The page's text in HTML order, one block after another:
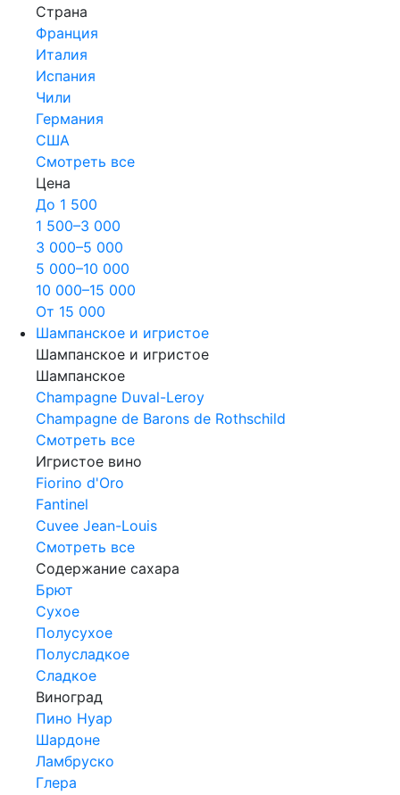
Страна
Франция
Италия
Испания
Чили
Германия
США
Смотреть все
Цена
До 1 500
1 500–3 000
3 000–5 000
5 000–10 000
10 000–15 000
От 15 000
Шампанское и игристое
Шампанское и игристое
Шампанское
Champagne Duval-Leroy
Champagne de Barons de Rothschild
Смотреть все
Игристое вино
Fiorino d'Oro
Fantinel
Cuvee Jean-Louis
Смотреть все
Содержание сахара
Брют
Сухое
Полусухое
Полусладкое
Сладкое
Виноград
Пино Нуар
Шардоне
Ламбруско
Глера